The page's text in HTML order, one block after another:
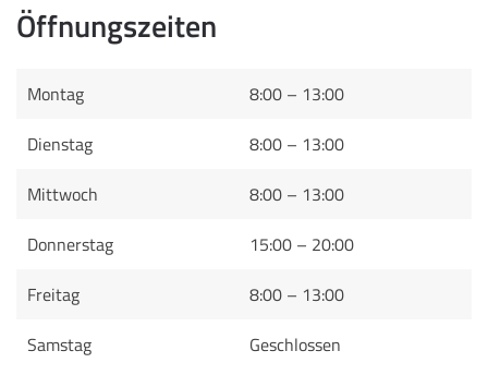
Öffnungszeiten
Montag
8:00 – 13:00
Dienstag
8:00 – 13:00
Mittwoch
8:00 – 13:00
Donnerstag
15:00 – 20:00
Freitag
8:00 – 13:00
Samstag
Geschlossen